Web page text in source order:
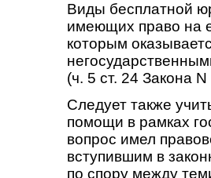
Виды бесплатной
имеющих право на
которым
(ч. 5 ст. 24 Закона
Следует также
помощи в рамках
вопрос имел
вступившим в
по спору между